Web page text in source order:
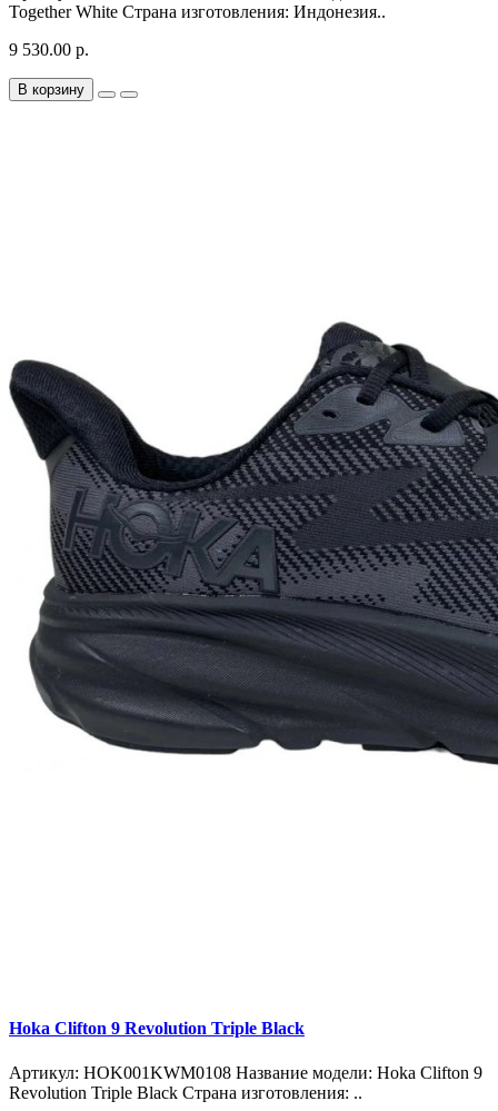
Together White Страна изготовления: Индонезия..
9 530.00 р.
В корзину
Hoka Clifton 9 Revolution Triple Black
Артикул: HOK001KWM0108 Название модели: Hoka Clifton 9
Revolution Triple Black Страна изготовления: ..